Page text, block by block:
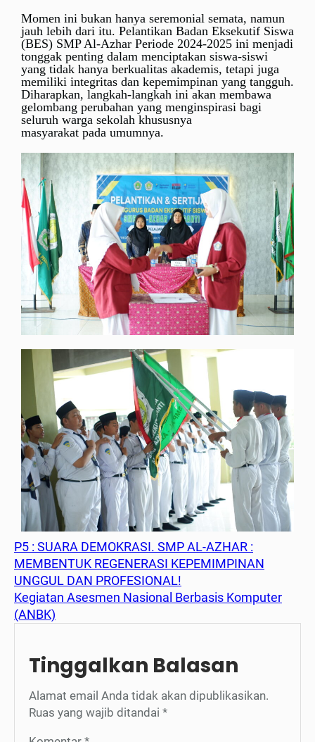
Momen ini bukan hanya seremonial semata, namun
jauh lebih dari itu. Pelantikan Badan Eksekutif Siswa
(BES) SMP Al-Azhar Periode 2024-2025 ini menjadi
tonggak penting dalam menciptakan siswa-siswi
yang tidak hanya berkualitas akademis, tetapi juga
memiliki integritas dan kepemimpinan yang tangguh.
Diharapkan, langkah-langkah ini akan membawa
gelombang perubahan yang menginspirasi bagi
seluruh warga sekolah khususnya
masyarakat pada umumnya.
P5 : SUARA DEMOKRASI. SMP AL-AZHAR :
MEMBENTUK REGENERASI KEPEMIMPINAN
UNGGUL DAN PROFESIONAL!
Kegiatan Asesmen Nasional Berbasis Komputer
(ANBK)
Tinggalkan Balasan
Alamat email Anda tidak akan dipublikasikan.
Ruas yang wajib ditandai *